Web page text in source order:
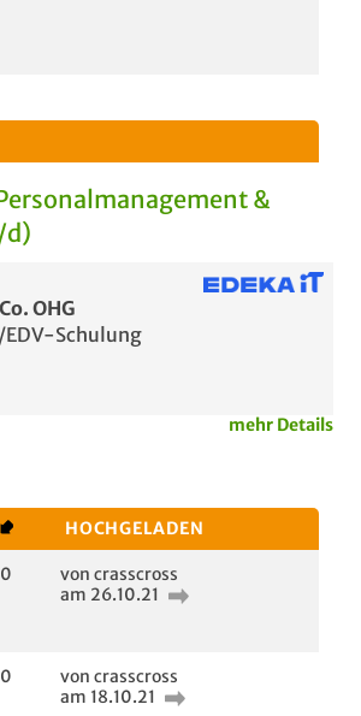
&
d)
OHG
Schulung
mehr Details
HOCHGELADEN
0
von crasscross
am 26.10.21
0
von crasscross
am 18.10.21